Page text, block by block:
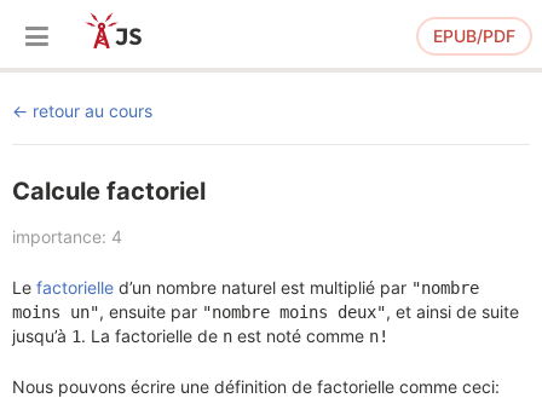
EPUB/PDF
retour au cours
Calcule factoriel
importance: 4
Le factorielle d’un nombre naturel est multiplié par "nombre
moins un", ensuite par "nombre moins deux", et ainsi de suite
jusqu’à 1. La factorielle de n est noté comme n!
Nous pouvons écrire une définition de factorielle comme ceci: